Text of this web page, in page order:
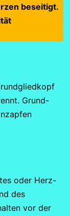
beseitigt.
Grund-
oder Herz-
des
vor der